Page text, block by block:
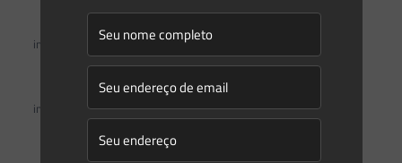
XIV – interrupção da drenagem natural causado pela
implantação ou ampliação do empreendimento;
XV – alteração do nível do lençol freático causado pela
implantação ou ampliação do empreendimento;